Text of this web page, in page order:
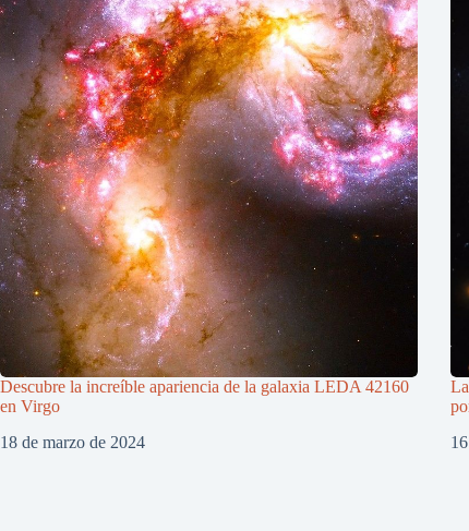
Descubre la increíble apariencia de la galaxia LEDA 42160
en Virgo
18 de marzo de 2024